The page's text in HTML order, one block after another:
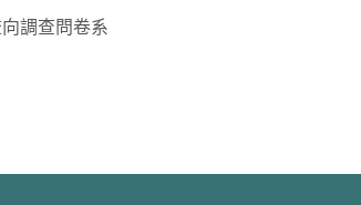
調查問卷系